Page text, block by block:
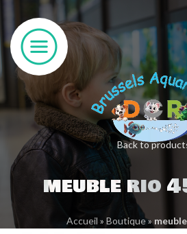
Back to
meuble rio
Accueil » Boutique»